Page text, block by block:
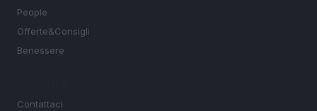
People
Offerte&Consigli
Benessere
Contattaci